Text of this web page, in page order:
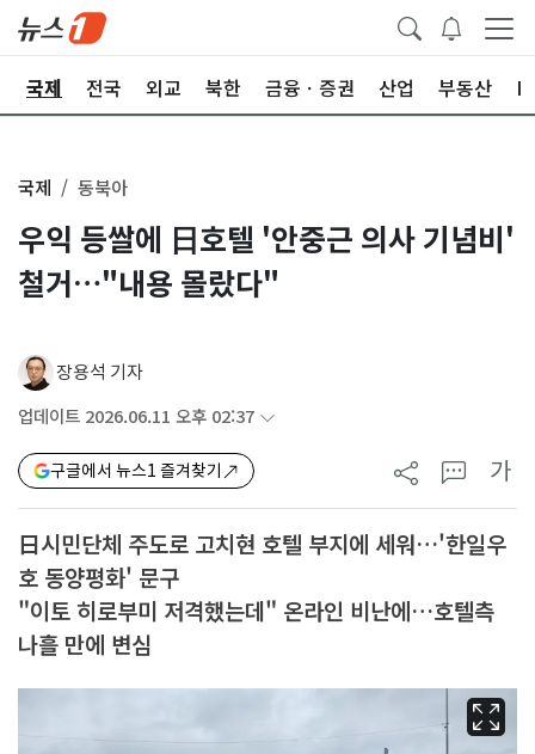
국제 전국 외교 북한 금융ㆍ증권 산업 부동산
국제 동북아
우익 등쌀에 日호텔 '안중근 의사 기념비'
철거…"내용 몰랐다"
장용석 기자
업데이트 2026.06.11 오후 02:37
구글에서 뉴스1 즐겨찾기 가
日시민단체 주도로 고치현 호텔 부지에 세워…'한일우
호 동양평화' 문구
"이토 히로부미 저격했는데" 온라인 비난에…호텔측
나흘 만에 변심